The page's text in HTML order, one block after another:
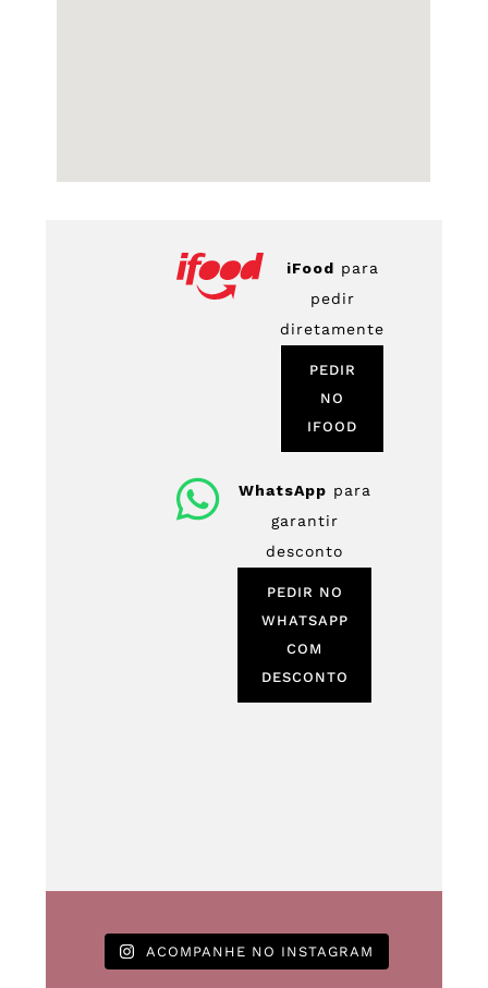
iFood para
pedir
diretamente
PEDIR
NO
IFOOD
WhatsApp para
garantir
desconto
PEDIR NO
WHATSAPP
COM
DESCONTO
ACOMPANHE NO INSTAGRAM